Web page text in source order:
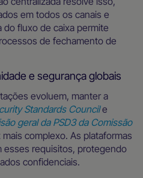
em todos os canais e
do fluxo de caixa permite
de fechamento de
e segurança globais
evoluem, manter a
Standards Councile
geral da PSD3 da Comissão
complexo. As plataformas
esses requisitos, protegendo
confidenciais.